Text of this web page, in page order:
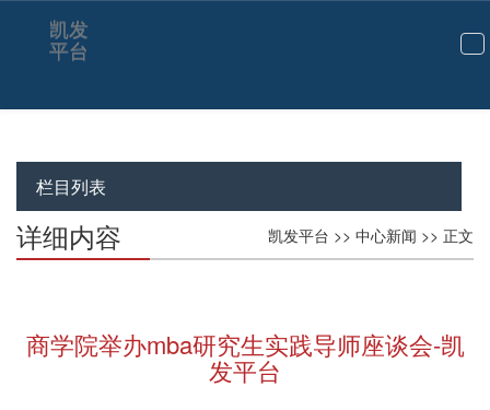
切
航
凯发
平台
栏目列表
凯发平台 >> 中心新闻 >> 正文
详细内容
商学院举办mba研究生实践导师座谈会-凯
发平台